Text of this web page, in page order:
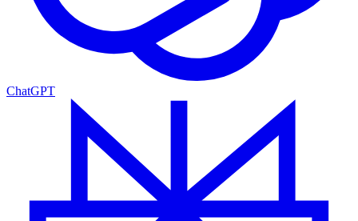
ChatGPT